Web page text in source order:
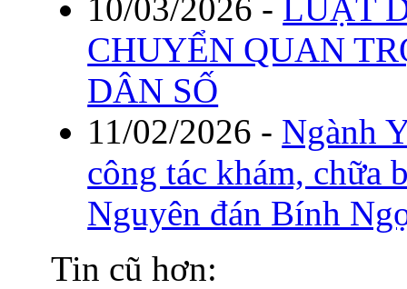
10/03/2026 - LUẬT
CHUYỂN QUAN
DÂN SỐ
11/02/2026 - Ngành
công tác khám, chữa
Nguyên đán Bính
Tin cũ hơn: